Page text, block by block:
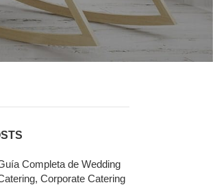
(30)
Completa de Wedding
Corporate Catering